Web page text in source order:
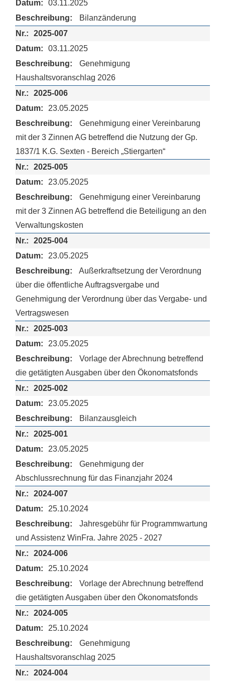
03.11.2025
Bilanzänderung
2025-007
03.11.2025
Genehmigung
Haushaltsvoranschlag 2026
2025-006
23.05.2025
Genehmigung einer Vereinbarung
mit der 3 Zinnen AG betreffend die Nutzung der Gp.
1837/1 K.G. Sexten - Bereich „Stiergarten“
2025-005
23.05.2025
Genehmigung einer Vereinbarung
mit der 3 Zinnen AG betreffend die Beteiligung an den
Verwaltungskosten
2025-004
23.05.2025
Außerkraftsetzung der Verordnung
über die öffentliche Auftragsvergabe und
Genehmigung der Verordnung über das Vergabe- und
Vertragswesen
2025-003
23.05.2025
Vorlage der Abrechnung betreffend
die getätigten Ausgaben über den Ökonomatsfonds
2025-002
23.05.2025
Bilanzausgleich
2025-001
23.05.2025
Genehmigung der
Abschlussrechnung für das Finanzjahr 2024
2024-007
25.10.2024
Jahresgebühr für Programmwartung
und Assistenz WinFra. Jahre 2025 - 2027
2024-006
25.10.2024
Vorlage der Abrechnung betreffend
die getätigten Ausgaben über den Ökonomatsfonds
2024-005
25.10.2024
Genehmigung
Haushaltsvoranschlag 2025
2024-004